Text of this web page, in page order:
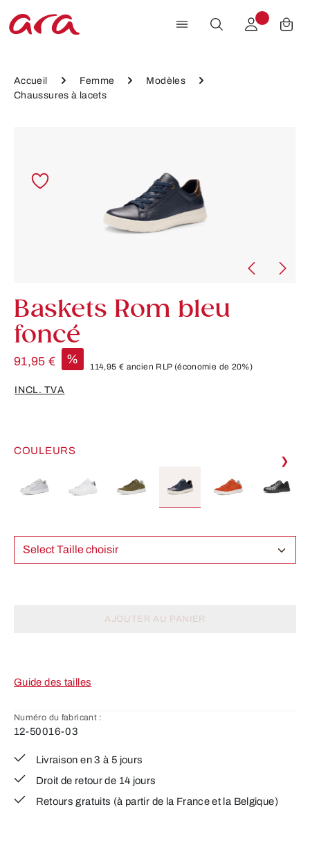
Passer au contenu principal
Accueil Femme
Modèles
Chaussures à lacets
Baskets Rom bleu
foncé
91,95 € %
114,95 € ancien RLP (économie de 20%)
INCL. TVA
COULEURS
❯
Select Taille choisir
AJOUTER AU PANIER
Guide des tailles
Numéro du fabricant :
12-50016-03
Livraison en 3 à 5 jours
Droit de retour de 14 jours
Retours gratuits (à partir de la France et la Belgique)